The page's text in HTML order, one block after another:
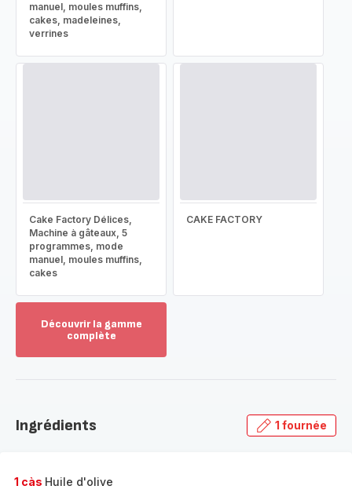
manuel, moules muffins,
cakes, madeleines,
verrines
Cake Factory Délices,
Machine à gâteaux, 5
programmes, mode
manuel, moules muffins,
cakes
CAKE FACTORY
Découvrir la gamme
complète
gamme
Ingrédients 1 fournée
1 càs Huile d'olive